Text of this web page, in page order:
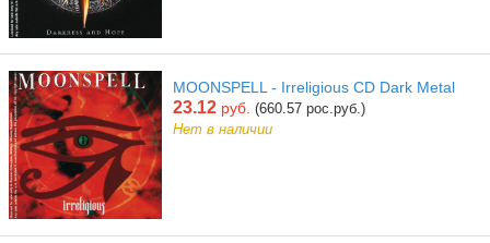
MOONSPELL - Irreligious CD Dark Metal
23.12 руб. (660.57 рос.руб.)
Нет в наличии